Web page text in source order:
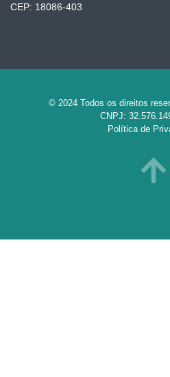
CEP: 18086-403
© 2024 Todos os direitos
CNPJ:
Política de